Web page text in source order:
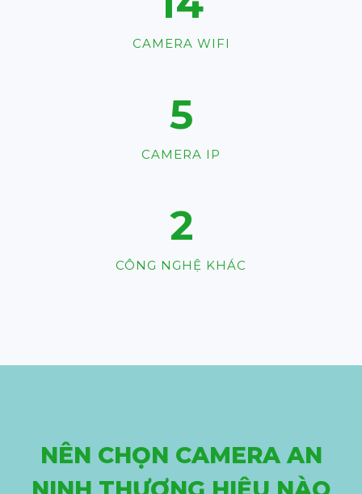
CAMERA WIFI
7
CAMERA IP
3
CÔNG NGHỆ KHÁC
NÊN CHỌN CAMERA AN